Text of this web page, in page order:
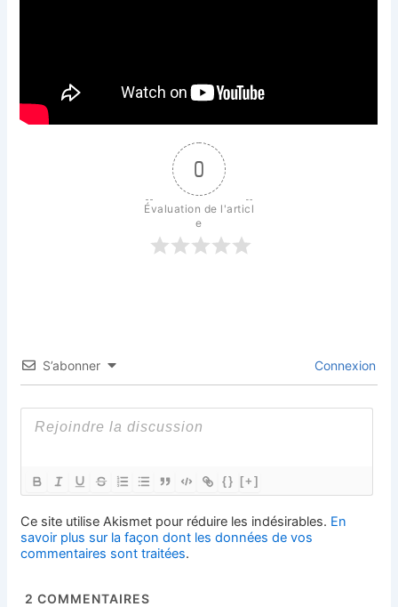
0
Évaluation de l'articl
e
S’abonner Connexion
{} [+]
Ce site utilise Akismet pour réduire les indésirables. En
savoir plus sur la façon dont les données de vos
commentaires sont traitées.
2 COMMENTAIRES